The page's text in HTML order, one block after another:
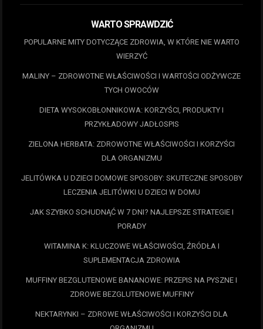
WARTO SPRAWDZIĆ
POPULARNE MITY DOTYCZĄCE ZDROWIA, W KTÓRE NIE WARTO
WIERZYĆ
MALINY – ZDROWOTNE WŁAŚCIWOŚCI I WARTOŚCI ODŻYWCZE
TYCH OWOCÓW
DIETA WYSOKOBŁONNIKOWA: KORZYŚCI, PRODUKTY I
PRZYKŁADOWY JADŁOSPIS
ZIELONA HERBATA: ZDROWOTNE WŁAŚCIWOŚCI I KORZYŚCI
DLA ORGANIZMU
JELITÓWKA U DZIECI DOMOWE SPOSOBY: SKUTECZNE SPOSOBY
LECZENIA JELITÓWKI U DZIECI W DOMU
JAK SZYBKO SCHUDNĄĆ W 7 DNI? NAJLEPSZE STRATEGIE I
PORADY
WITAMINA K: KLUCZOWE WŁAŚCIWOŚCI, ŹRÓDŁA I
SUPLEMENTACJA ZDROWIA
MUFFINY BEZGLUTENOWE BANANOWE: PRZEPIS NA PYSZNE I
ZDROWE BEZGLUTENOWE MUFFINY
NEKTARYNKI – ZDROWE WŁAŚCIWOŚCI I KORZYŚCI DLA